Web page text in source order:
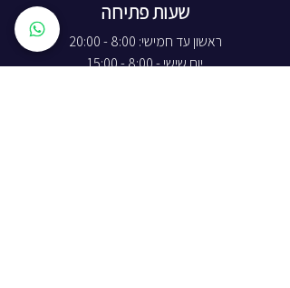
שעות פתיחה
ראשון עד חמישי: 8:00 - 20:00
יום שישי - 8:00 - 15:00